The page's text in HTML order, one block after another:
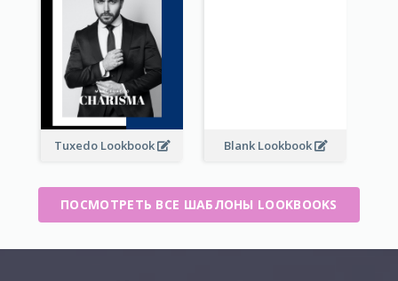
Tuxedo Lookbook Blank Lookbook
ПОСМОТРЕТЬ ВСЕ ШАБЛОНЫ LOOKBOOKS